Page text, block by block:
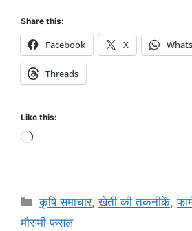
Share this:
Facebook X
Threads
Like this:
कृषि समाचार,खेती की तकनीकें,
मौसमी फसल